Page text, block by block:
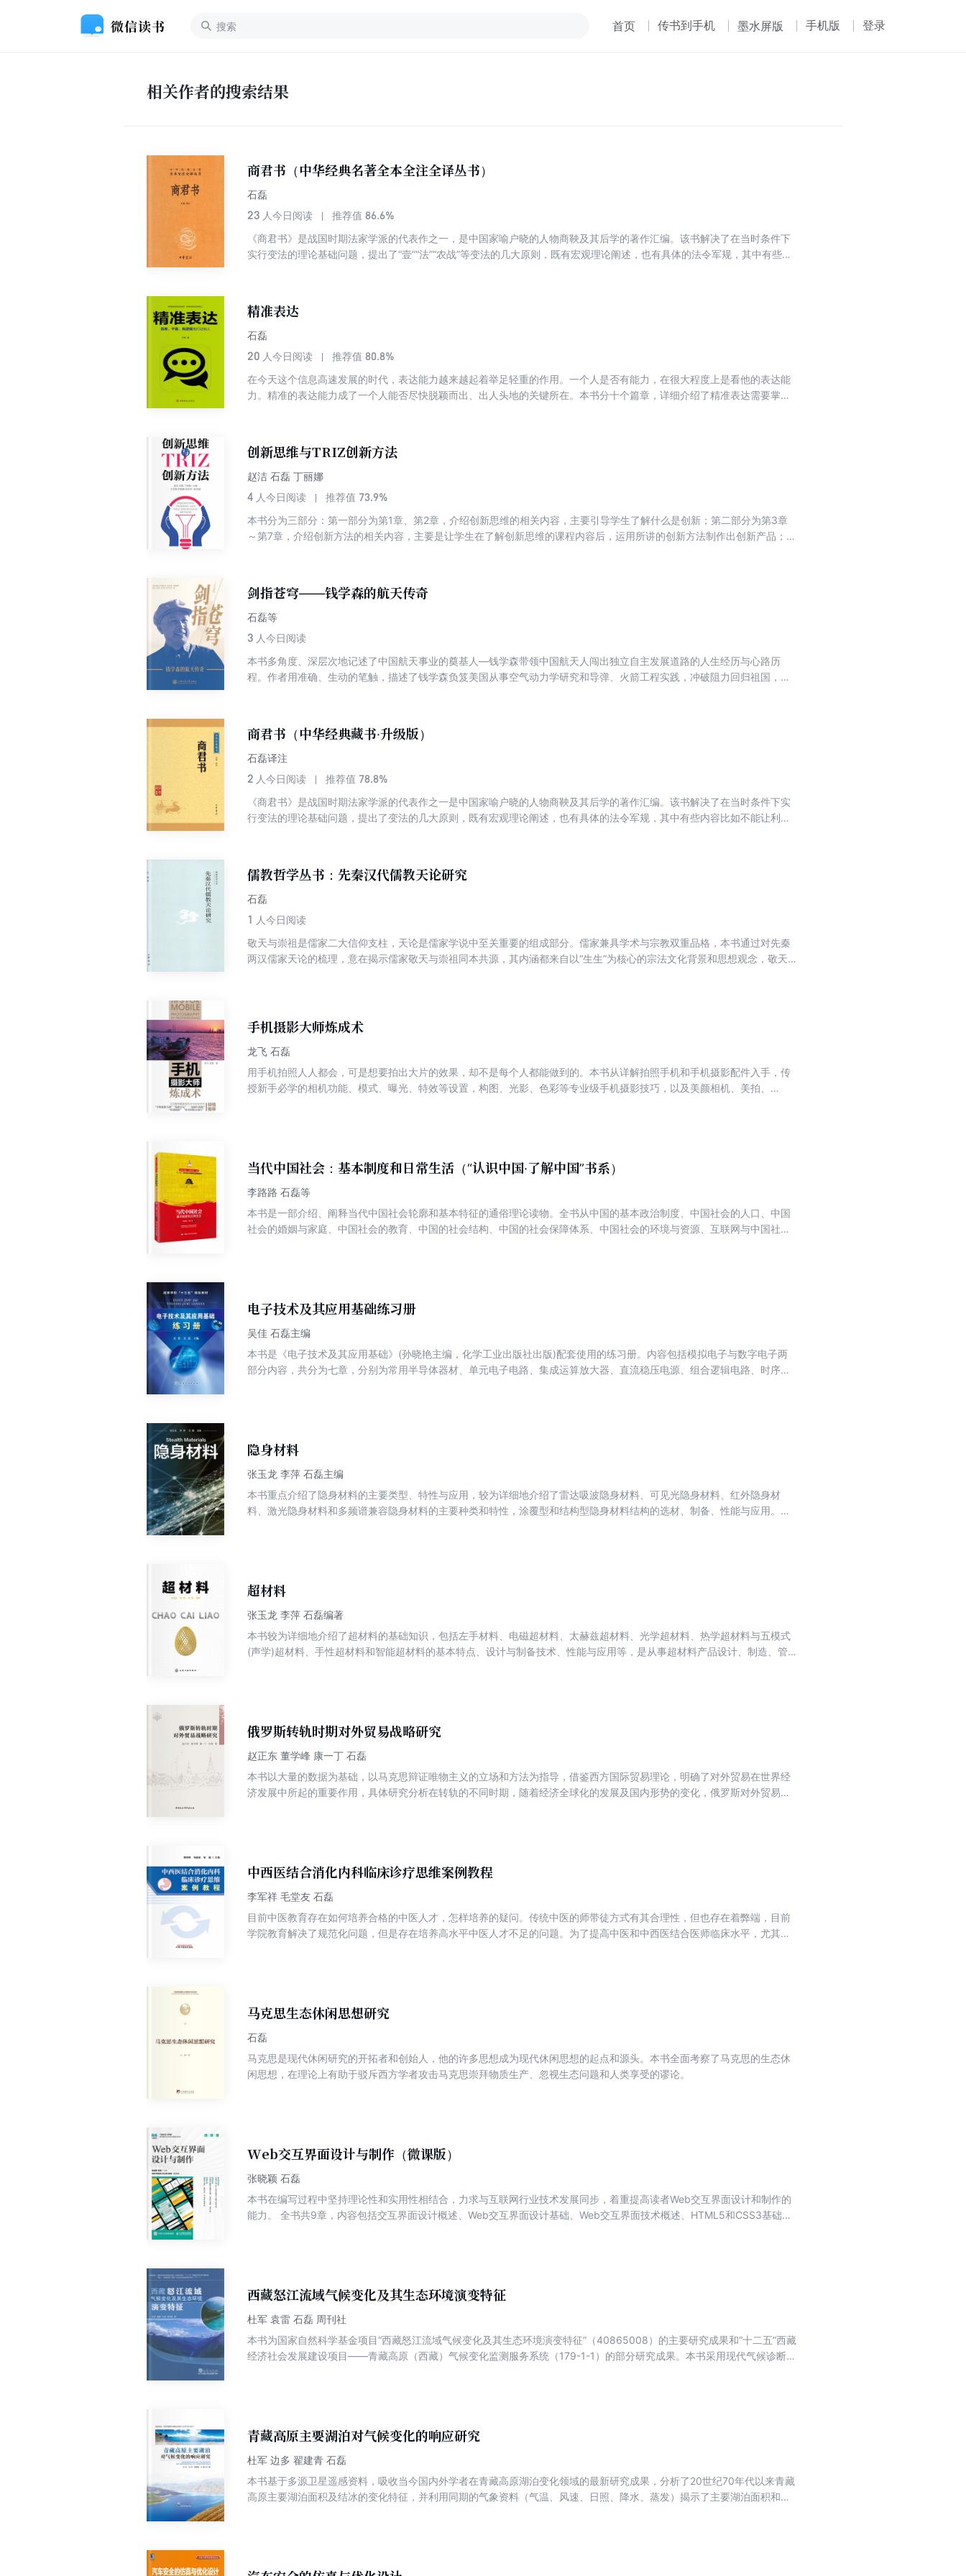
首页 传书到手机 墨水屏版 手机版 登录
相关作者的搜索结果
商君书（中华经典名著全本全注全译丛书）
石磊
23 人今日阅读 推荐值 86.6%
《商君书》是战国时期法家学派的代表作之一，是中国家喻户晓的人物商鞅及其后学的著作汇编。该书解决了在当时条件下
实行变法的理论基础问题，提出了“壹”“法”“农战”等变法的几大原则，既有宏观理论阐述，也有具体的法令军规，其中有些内
精准表达
石磊
20 人今日阅读 推荐值 80.8%
在今天这个信息高速发展的时代，表达能力越来越起着举足轻重的作用。一个人是否有能力，在很大程度上是看他的表达能
力。精准的表达能力成了一个人能否尽快脱颖而出、出人头地的关键所在。本书分十个篇章，详细介绍了精准表达需要掌握
创新思维与TRIZ创新方法
赵洁 石磊 丁丽娜
4 人今日阅读 推荐值 73.9%
本书分为三部分：第一部分为第1章、第2章，介绍创新思维的相关内容，主要引导学生了解什么是创新；第二部分为第3章
～第7章，介绍创新方法的相关内容，主要是让学生在了解创新思维的课程内容后，运用所讲的创新方法制作出创新产品；第
剑指苍穹——钱学森的航天传奇
石磊等
3 人今日阅读
本书多角度、深层次地记述了中国航天事业的奠基人—钱学森带领中国航天人闯出独立自主发展道路的人生经历与心路历
程。作者用准确、生动的笔触，描述了钱学森负笈美国从事空气动力学研究和导弹、火箭工程实践，冲破阻力回归祖国，引
趣的研究人员、大学生、高中生等人士阅读，将指引新时代的人们继续在科学的道路上革故鼎新、开创未来。
商君书（中华经典藏书·升级版）
石磊译注
2 人今日阅读 推荐值 78.8%
《商君书》是战国时期法家学派的代表作之一是中国家喻户晓的人物商鞅及其后学的著作汇编。该书解决了在当时条件下实
行变法的理论基础问题，提出了变法的几大原则，既有宏观理论阐述，也有具体的法令军规，其中有些内容比如不能让利益
儒教哲学丛书：先秦汉代儒教天论研究
石磊
1 人今日阅读
敬天与崇祖是儒家二大信仰支柱，天论是儒家学说中至关重要的组成部分。儒家兼具学术与宗教双重品格，本书通过对先秦
两汉儒家天论的梳理，意在揭示儒家敬天与崇祖同本共源，其内涵都来自以“生生”为核心的宗法文化背景和思想观念，敬天
手机摄影大师炼成术
龙飞 石磊
用手机拍照人人都会，可是想要拍出大片的效果，却不是每个人都能做到的。本书从详解拍照手机和手机摄影配件入手，传
授新手必学的相机功能、模式、曝光、特效等设置，构图、光影、色彩等专业级手机摄影技巧，以及美颜相机、美拍、
当代中国社会：基本制度和日常生活（“认识中国·了解中国”书系）
李路路 石磊等
本书是一部介绍、阐释当代中国社会轮廓和基本特征的通俗理论读物。全书从中国的基本政治制度、中国社会的人口、中国
社会的婚姻与家庭、中国社会的教育、中国的社会结构、中国的社会保障体系、中国社会的环境与资源、互联网与中国社
电子技术及其应用基础练习册
吴佳 石磊主编
本书是《电子技术及其应用基础》(孙晓艳主编，化学工业出版社出版)配套使用的练习册。内容包括模拟电子与数字电子两
部分内容，共分为七章，分别为常用半导体器材、单元电子电路、集成运算放大器、直流稳压电源、组合逻辑电路、时序逻
隐身材料
张玉龙 李萍 石磊主编
本书重点介绍了隐身材料的主要类型、特性与应用，较为详细地介绍了雷达吸波隐身材料、可见光隐身材料、红外隐身材
料、激光隐身材料和多频谱兼容隐身材料的主要种类和特性，涂覆型和结构型隐身材料结构的选材、制备、性能与应用。本
超材料
张玉龙 李萍 石磊编著
本书较为详细地介绍了超材料的基础知识，包括左手材料、电磁超材料、太赫兹超材料、光学超材料、热学超材料与五模式
(声学)超材料、手性超材料和智能超材料的基本特点、设计与制备技术、性能与应用等，是从事超材料产品设计、制造、管
俄罗斯转轨时期对外贸易战略研究
赵正东 董学峰 康一丁 石磊
本书以大量的数据为基础，以马克思辩证唯物主义的立场和方法为指导，借鉴西方国际贸易理论，明确了对外贸易在世界经
济发展中所起的重要作用，具体研究分析在转轨的不同时期，随着经济全球化的发展及国内形势的变化，俄罗斯对外贸易战
中西医结合消化内科临床诊疗思维案例教程
李军祥 毛堂友 石磊
目前中医教育存在如何培养合格的中医人才，怎样培养的疑问。传统中医的师带徒方式有其合理性，但也存在着弊端，目前
学院教育解决了规范化问题，但是存在培养高水平中医人才不足的问题。为了提高中医和中西医结合医师临床水平，尤其是
白。全书共分4篇，包括基础、诊断、治疗和附篇。其中基础篇是对消化系统疾病的中西医解剖、消化系统疾病的生理功
病各项操作规范进行阐述；治疗篇首先对消化系疾病常见症状与体征进行鉴别诊断，然后对消化系统疾病急危重症诊治进行
阐述，最后结合临床案例，对消化系常见疾病的中西医结合诊疗思维进行剖析。附篇内容包括消化系常见疾病诊疗临床路
径、消化系疾病常见疾病相关用表、消化系疾病常规操作评分表、消化系疾病常用方剂方歌和消化系疾病常用中成药。本书
马克思生态休闲思想研究
石磊
马克思是现代休闲研究的开拓者和创始人，他的许多思想成为现代休闲思想的起点和源头。本书全面考察了马克思的生态休
闲思想，在理论上有助于驳斥西方学者攻击马克思崇拜物质生产、忽视生态问题和人类享受的谬论。
Web交互界面设计与制作（微课版）
张晓颖 石磊
本书在编写过程中坚持理论性和实用性相结合，力求与互联网行业技术发展同步，着重提高读者Web交互界面设计和制作的
能力。 全书共9章，内容包括交互界面设计概述、Web交互界面设计基础、Web交互界面技术概述、HTML5和CSS3基础、
西藏怒江流域气候变化及其生态环境演变特征
杜军 袁雷 石磊 周刊社
本书为国家自然科学基金项目“西藏怒江流域气候变化及其生态环境演变特征”（40865008）的主要研究成果和“十二五”西藏
经济社会发展建设项目——青藏高原（西藏）气候变化监测服务系统（179-1-1）的部分研究成果。本书采用现代气候诊断分
青藏高原主要湖泊对气候变化的响应研究
杜军 边多 翟建青 石磊
本书基于多源卫星遥感资料，吸收当今国内外学者在青藏高原湖泊变化领域的最新研究成果，分析了20世纪70年代以来青藏
高原主要湖泊面积及结冰的变化特征，并利用同期的气象资料（气温、风速、日照、降水、蒸发）揭示了主要湖泊面积和结